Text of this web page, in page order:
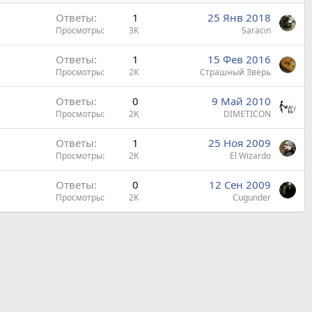
Ответы 1
Просмотры 3K
25 Янв 2018
Saracin
Ответы 1
Просмотры 2K
15 Фев 2016
Страшный Зверь
Ответы 0
Просмотры 2K
9 Май 2010
DIMETICON
Ответы 1
Просмотры 2K
25 Ноя 2009
El Wizardo
Ответы 0
Просмотры 2K
12 Сен 2009
Cugunder